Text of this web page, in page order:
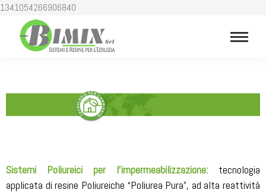
1341054266906840
Sistemi Poliureici per l’impermeabilizzazione: tecnologia
applicata di resine Poliureiche “Poliurea Pura”, ad alta reattività